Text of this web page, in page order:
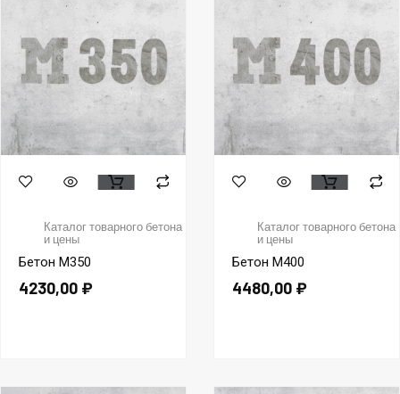
Каталог товарного бетона
и цены
Бетон М350
4230,00 ₽
Каталог товарного бетона
и цены
Бетон М400
4480,00 ₽